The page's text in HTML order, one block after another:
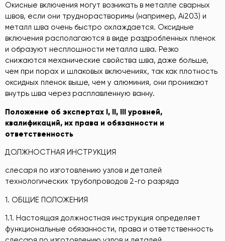
Окисные включения могут возникать в металле сварных
швов, если они труднорастворимы (например, Ai203) и
металл шва очень быстро охлаждается. Оксидные
включения располагаются в виде раздробленных пленок
и образуют несплошности металла шва. Резко
снижаются механические свойства шва, даже больше,
чем при порах и шлаковых включениях, так как плотность
оксидных пленок выше, чем у алюминия, они проникают
внутрь шва через расплавленную ванну.
Положение об экспертах I, II, III уровней,
квалификаций, их права и обязанности и
ответственность
ДОЛЖНОСТНАЯ ИНСТРУКЦИЯ
слесаря по изготовлению узлов и деталей
технологических трубопроводов 2-го разряда
1. ОБЩИЕ ПОЛОЖЕНИЯ
1.1. Настоящая должностная инструкция определяет
функциональные обязанности, права и ответственность